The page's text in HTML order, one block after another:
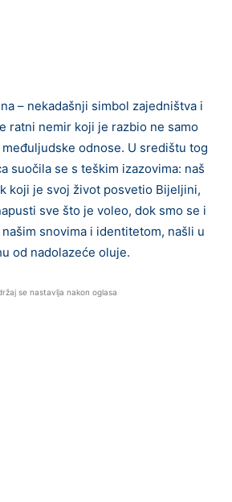
– nekadašnji simbol zajedništva i
ratni nemir koji je razbio ne samo
odnose. U središtu tog
suočila se s teškim izazovima: naš
koji je svoj život posvetio Bijeljini,
sve što je voleo, dok smo se i
snovima i identitetom, našli u
od nadolazeće oluje.
se nastavlja nakon oglasa